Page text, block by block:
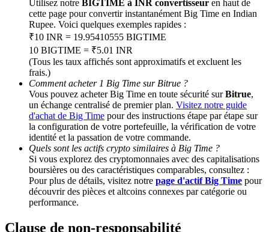
BTC Welcome Rewards
Deposit & Trade BTC to Share 25000 USDT prize pool!
Deposit CASHCAT & Win
Share 500000 CASHCAT prize pool
Exclusive for BitMart Users
Register & Trade to Win 500,000 USDT
Utilisez notre BIGTIME à INR convertisseur en haut de
cette page pour convertir instantanément Big Time en Indian
Rupee. Voici quelques exemples rapides :
₹10 INR = 19.95410555 BIGTIME
10 BIGTIME = ₹5.01 INR
(Tous les taux affichés sont approximatifs et excluent les
frais.)
Comment acheter 1 Big Time sur Bitrue ?
Vous pouvez acheter Big Time en toute sécurité surBitrue,
un échange centralisé de premier plan. Visitez notre guide
d'achat de Big Time pour des instructions étape par étape sur
la configuration de votre portefeuille, la vérification de votre
identité et la passation de votre commande.
Quels sont les actifs crypto similaires à Big Time ?
Si vous explorez des cryptomonnaies avec des capitalisations
boursières ou des caractéristiques comparables, consultez :
Pour plus de détails, visitez notre page d'actif Big Time pour
découvrir des pièces et altcoins connexes par catégorie ou
performance.
Clause de non-responsabilité